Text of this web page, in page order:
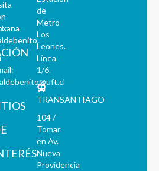
de
Metro
Los
Leones.
Línea
1/6.
TRANSANTIAGO
104 /
Tomar
en Av.
Nueva
Providencia